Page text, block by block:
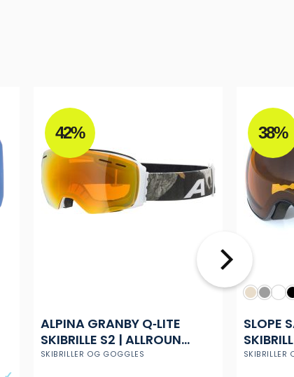
42%
SKIBRILLER OG GOGGLES
ALPINA GRANBY Q‑LITE
SKIBRILLE S2 | ALLROUND
LINSE & KOMFORT
38%
SKIBRILLER
SLOPE